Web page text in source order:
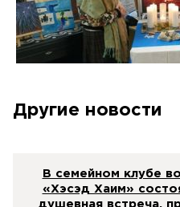
Другие новости
В семейном клубе
«Хэсэд Хаим»
душевная встреча,